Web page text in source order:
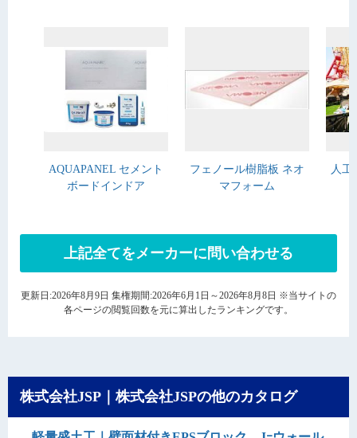
AQUAPANEL セメント
ボードインドア
フェノール樹脂板 ネオ
マフォーム
人工
上記全てをメーカーに問い合わせる
更新日:2026年8月9日 集権期間:2026年6月1日～2026年8月8日 ※当サイトの
各ページの閲覧回数を元に算出したランキングです。
株式会社JSP｜株式会社JSPの他のカタログ